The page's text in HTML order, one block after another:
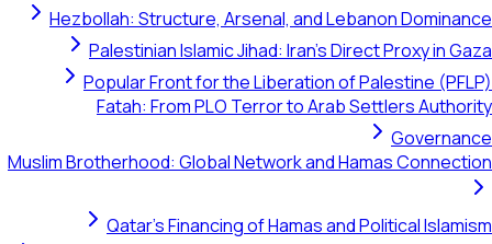
Hezbollah: Structure, Arsenal, and Lebanon
Palestinian Islamic Jihad: Iran's Direct Proxy in
Popular Front for the Liberation of Palestine
Fatah: From PLO Terror to Arab Settlers
Muslim Brotherhood: Global Network and Hamas
Qatar's Financing of Hamas and Political